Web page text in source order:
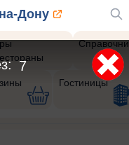
Дону
Гостиницы
5